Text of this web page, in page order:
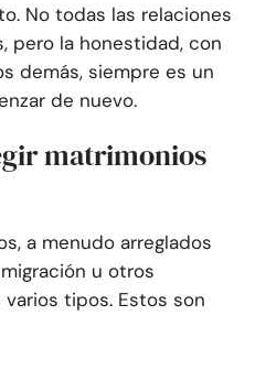
No todas las relaciones
pero la honestidad, con
demás, siempre es un
de nuevo.
matrimonios
a menudo arreglados
u otros
tipos. Estos son